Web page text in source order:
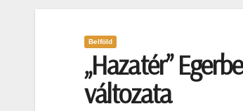
Belföld
„Hazatér”
változata